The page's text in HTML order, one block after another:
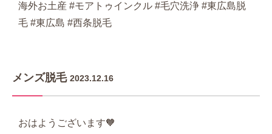
海外お土産 #モアトゥインクル #毛穴洗浄 #東広島脱
毛 #東広島 #西条脱毛
メンズ脱毛 2023.12.16
おはようございます🧡